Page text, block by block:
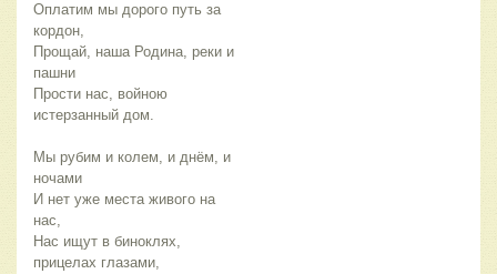
Оплатим мы дорого путь за
кордон,
Прощай, наша Родина, реки и
пашни
Прости нас, войною
истерзанный дом.
Мы рубим и колем, и днём, и
ночами
И нет уже места живого на
нас,
Нас ищут в биноклях,
прицелах глазами,